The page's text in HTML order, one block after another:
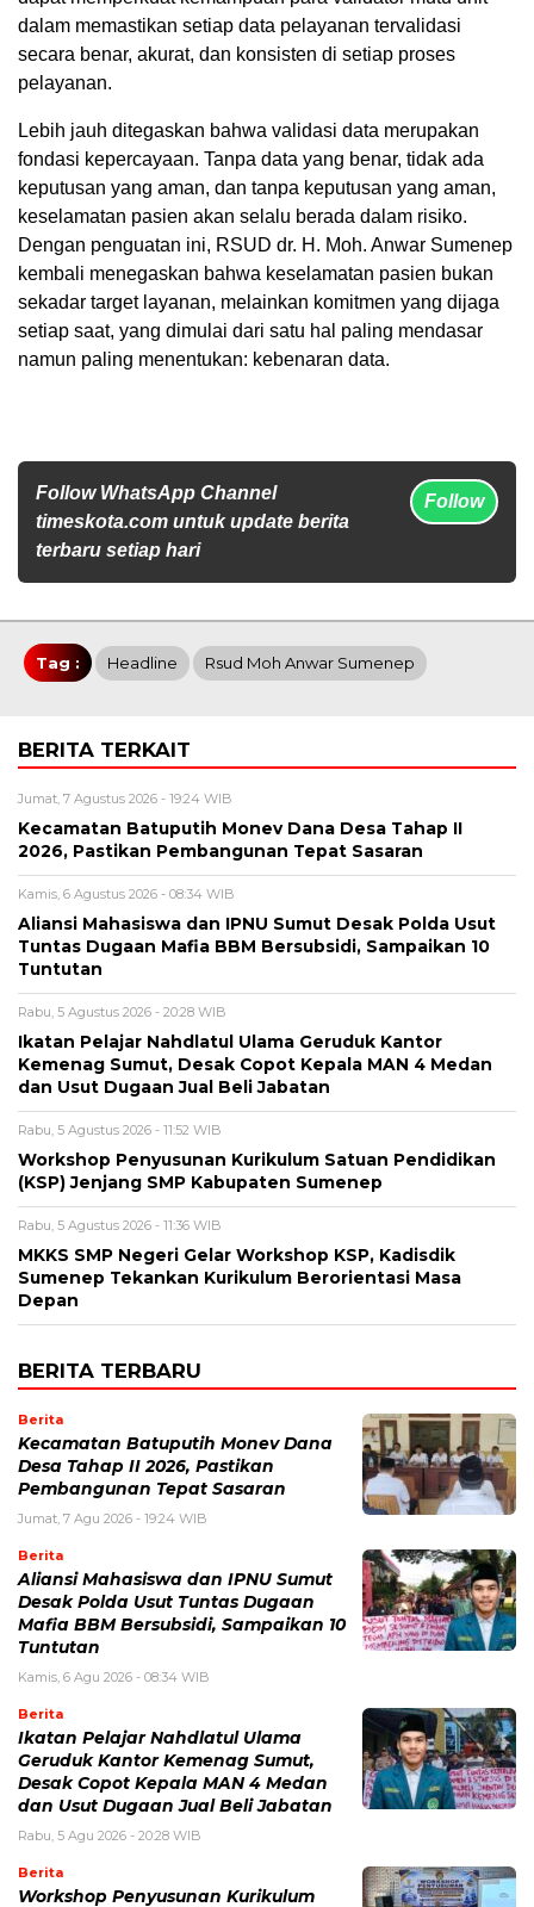
dalam memastikan setiap data pelayanan tervalidasi
secara benar, akurat, dan konsisten di setiap proses
pelayanan.
Lebih jauh ditegaskan bahwa validasi data merupakan
fondasi kepercayaan. Tanpa data yang benar, tidak ada
keputusan yang aman, dan tanpa keputusan yang aman,
keselamatan pasien akan selalu berada dalam risiko.
Dengan penguatan ini, RSUD dr. H. Moh. Anwar Sumenep
kembali menegaskan bahwa keselamatan pasien bukan
sekadar target layanan, melainkan komitmen yang dijaga
setiap saat, yang dimulai dari satu hal paling mendasar
namun paling menentukan: kebenaran data.
Follow WhatsApp Channel
timeskota.com untuk update berita
terbaru setiap hari
Follow
Tag : Headline Rsud Moh Anwar Sumenep
BERITA TERKAIT
Jumat, 7 Agustus 2026 - 19:24 WIB
Kecamatan Batuputih Monev Dana Desa Tahap II
2026, Pastikan Pembangunan Tepat Sasaran
Kamis, 6 Agustus 2026 - 08:34 WIB
Aliansi Mahasiswa dan IPNU Sumut Desak Polda Usut
Tuntas Dugaan Mafia BBM Bersubsidi, Sampaikan 10
Tuntutan
Rabu, 5 Agustus 2026 - 20:28 WIB
Ikatan Pelajar Nahdlatul Ulama Geruduk Kantor
Kemenag Sumut, Desak Copot Kepala MAN 4 Medan
dan Usut Dugaan Jual Beli Jabatan
Rabu, 5 Agustus 2026 - 11:52 WIB
Workshop Penyusunan Kurikulum Satuan Pendidikan
(KSP) Jenjang SMP Kabupaten Sumenep
Rabu, 5 Agustus 2026 - 11:36 WIB
MKKS SMP Negeri Gelar Workshop KSP, Kadisdik
Sumenep Tekankan Kurikulum Berorientasi Masa
Depan
BERITA TERBARU
Berita
Kecamatan Batuputih Monev Dana
Desa Tahap II 2026, Pastikan
Pembangunan Tepat Sasaran
Jumat, 7 Agu 2026 - 19:24 WIB
Berita
Aliansi Mahasiswa dan IPNU Sumut
Desak Polda Usut Tuntas Dugaan
Mafia BBM Bersubsidi, Sampaikan 10
Tuntutan
Kamis, 6 Agu 2026 - 08:34 WIB
Berita
Ikatan Pelajar Nahdlatul Ulama
Geruduk Kantor Kemenag Sumut,
Desak Copot Kepala MAN 4 Medan
dan Usut Dugaan Jual Beli Jabatan
Rabu, 5 Agu 2026 - 20:28 WIB
Berita
Workshop Penyusunan Kurikulum